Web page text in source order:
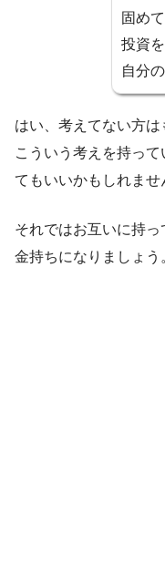
固め
投資
自分
はい、考えてない方
こういう考えを持っ
てもいいかもしれませ
それではお互いに持
金持ちになりましょう